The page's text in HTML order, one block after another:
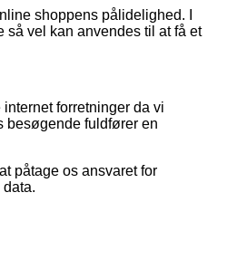
shoppens pålidelighed. I
så vel kan anvendes til at få et
forretninger da vi
besøgende fuldfører en
påtage os ansvaret for